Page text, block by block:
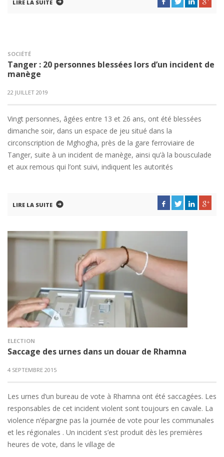
LIRE LA SUITE
SOCIÉTÉ
Tanger : 20 personnes blessées lors d’un incident de
manège
22 JUILLET 2019
Vingt personnes, âgées entre 13 et 26 ans, ont été blessées
dimanche soir, dans un espace de jeu situé dans la
circonscription de Mghogha, près de la gare ferroviaire de
Tanger, suite à un incident de manège, ainsi qu’à la bousculade
et aux remous qui l’ont suivi, indiquent les autorités
LIRE LA SUITE
ELECTION
Saccage des urnes dans un douar de Rhamna
4 SEPTEMBRE 2015
Les urnes d’un bureau de vote à Rhamna ont été saccagées. Les
responsables de cet incident violent sont toujours en cavale. La
violence n’épargne pas la journée de vote pour les communales
et les régionales . Un incident s’est produit dès les premières
heures de vote, dans le village de